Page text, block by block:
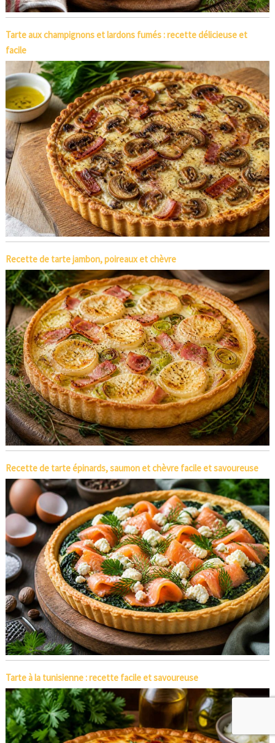
Tarte aux champignons et lardons fumés : recette délicieuse et
facile
Recette de tarte jambon, poireaux et chèvre
Recette de tarte épinards, saumon et chèvre facile et savoureuse
Tarte à la tunisienne : recette facile et savoureuse